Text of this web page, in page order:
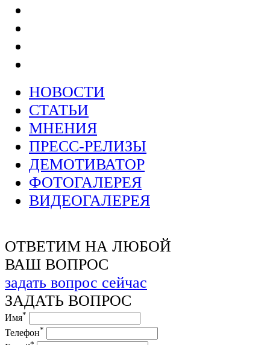
НОВОСТИ
СТАТЬИ
МНЕНИЯ
ПРЕСС-РЕЛИЗЫ
ДЕМОТИВАТОР
ФОТОГАЛЕРЕЯ
ВИДЕОГАЛЕРЕЯ
ОТВЕТИМ НА ЛЮБОЙ
ВАШ ВОПРОС
задать вопрос сейчас
ЗАДАТЬ ВОПРОС
Имя*
Телефон*